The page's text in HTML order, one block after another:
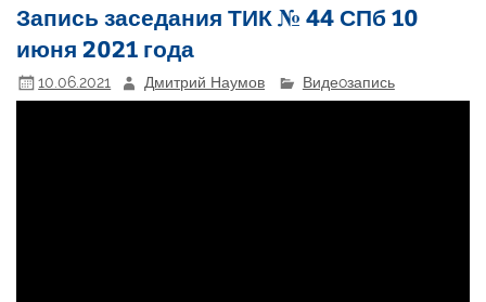
Запись заседания ТИК № 44 СПб 10
июня 2021 года
10.06.2021 Дмитрий Наумов Видеoзапись